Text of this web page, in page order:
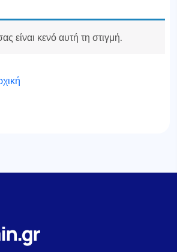
είναι κενό αυτή τη στιγμή.